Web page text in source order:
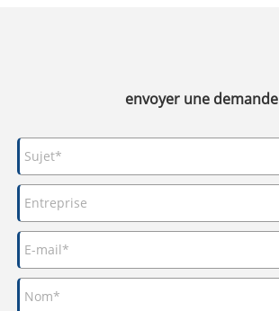
envoyer une demande